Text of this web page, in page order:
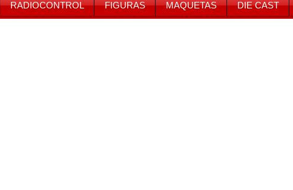
RADIOCONTROL FIGURAS MAQUETAS DIE CAST